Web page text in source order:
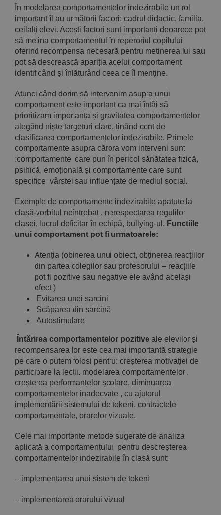
În modelarea comportamentelor indezirabile un rol
important îl au următorii factori: cadrul didactic, familia,
ceilalți elevi. Acești factori sunt importanți deoarece pot
să metina comportamentul în reperoriul copilului
oferind recompensa necesară pentru metinerea lui sau
pot să descrească apariția acelui comportament
identificând și înlăturând ceea ce îl menține.
Atunci când dorim să intervenim asupra unui
comportament este important ca mai întâi să
prioritizam importanța și gravitatea comportamentelor
alegând niște targeturi clare, ținând cont de
clasificarea comportamentelor indezirabile. Primele
comportamente asupra cărora vom interveni sunt
:comportamente care pun în pericol sănătatea fizică,
psihică, emoțională și comportamente care sunt
specifice vârstei sau influențate de mediul social.
Exemple de comportamente indezirabile apatute la
clasă-vorbitul neîntrebat , nerespectarea regulilor
clasei, lucrul deficitar în echipă, bullying-ul. Functiile
unui comportament pot fi urmatoarele:
Atenția (obinerea unui obiect, obținerea reacțiilor
din partea colegilor sau profesorului – reacțiile
pot fi pozitive sau negative ele având același
efect )
Evitarea unei sarcini
Scăparea din sarcină
Autostimulare
Întărirea comportamentelor pozitive ale elevilor și
recompensarea lor este cea mai importantă strategie
pe care o putem folosi pentru: creșterea motivației de
participare la lecții, modelarea comportamentelor ,
creșterea performanțelor școlare, diminuarea
comportamentelor inadecvate , cu ajutorul
implementării sistemului de tokeni, contractele
comportamentale, orarelor vizuale.
Cele mai importante metode sugerate de analiza
aplicată a comportamentului pentru descreșterea
comportamentelor indezirabile în clasă sunt:
– implementarea unui sistem de tokeni
– implementarea orarului vizual